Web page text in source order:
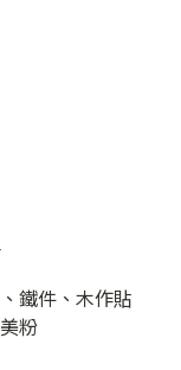
鐵件、木作貼
粉